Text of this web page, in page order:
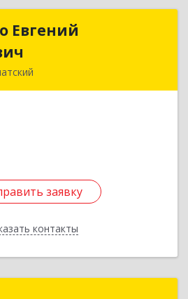
Евгений
заявку
контакты
Шевченко Евгений
заявку
Назад